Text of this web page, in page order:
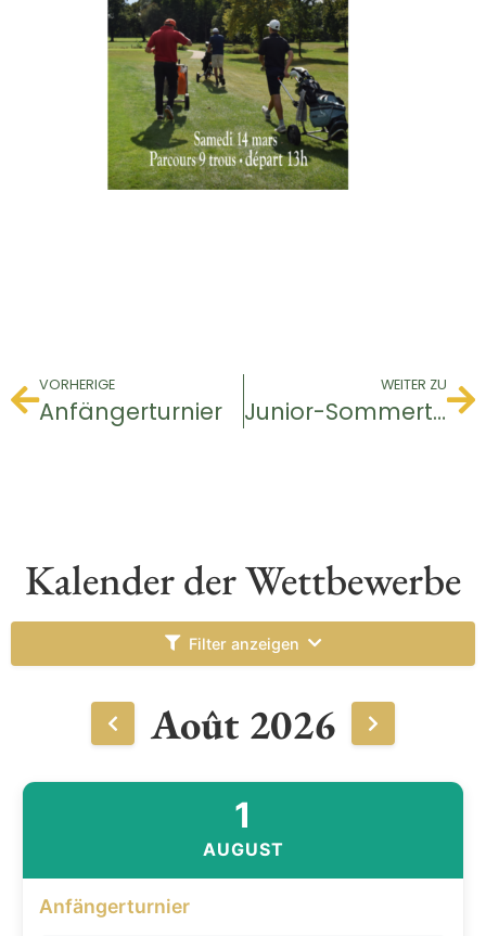
VORHERIGE
Anfängerturnier
WEITER ZU
Junior-Sommertour
Kalender der Wettbewerbe
Filter anzeigen
Août 2026
1
AUGUST
Anfängerturnier